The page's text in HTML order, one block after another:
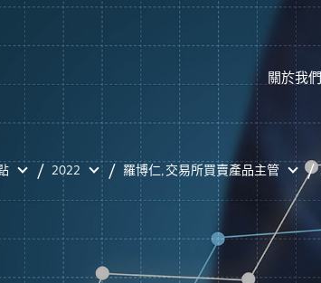
關於我們
2022 羅博仁, 交易所買賣產品主管